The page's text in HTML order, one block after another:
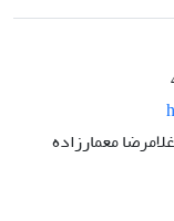
معمارزاده